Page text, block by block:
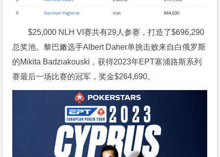
$25,000 NLH VI赛共有29人参赛，打造了$696,290
总奖池。黎巴嫩选手Albert Daher单挑击败来自白俄罗斯
的Mikita Badziakouski，获得2023年EPT塞浦路斯系列
赛最后一场比赛的冠军，奖金$264,690。